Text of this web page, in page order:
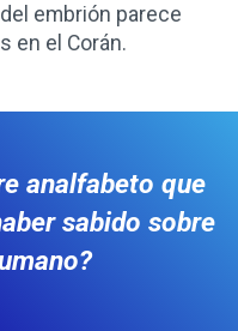
embrión parece
en el Corán.
analfabeto que
sabido sobre